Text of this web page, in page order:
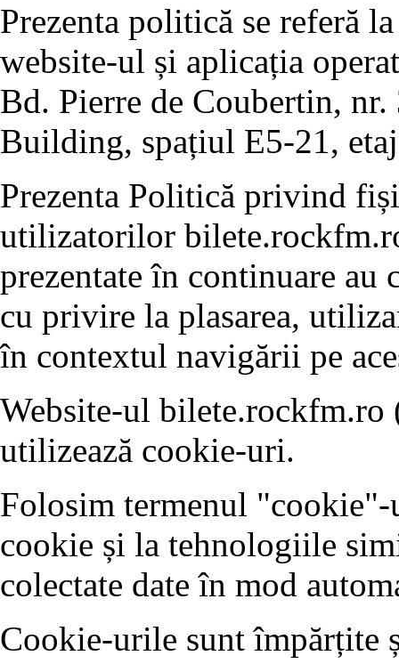
Prezenta politică se referă
website-ul și aplicația
Bd. Pierre de Coubertin,
Building, spațiul E5-21,
Prezenta Politică privind
utilizatorilor
prezentate în continuare
cu privire la plasarea,
în contextul navigării pe
Website-ul bilete.rockfm.ro
utilizează cookie-uri.
Folosim termenul
cookie și la tehnologiile
colectate date în mod
Cookie-urile sunt împărțite